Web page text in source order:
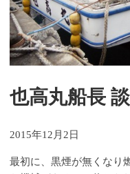
也高丸船長
2015年12月2日
最初に、黒煙が無くなり